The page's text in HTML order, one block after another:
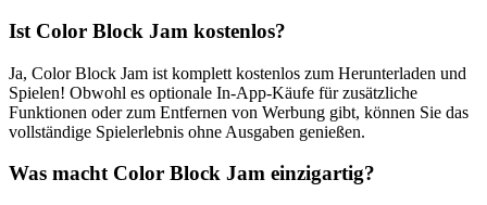
Ist Color Block Jam kostenlos?
Ja, Color Block Jam ist komplett kostenlos zum Herunterladen und
Spielen! Obwohl es optionale In-App-Käufe für zusätzliche
Funktionen oder zum Entfernen von Werbung gibt, können Sie das
vollständige Spielerlebnis ohne Ausgaben genießen.
Was macht Color Block Jam einzigartig?